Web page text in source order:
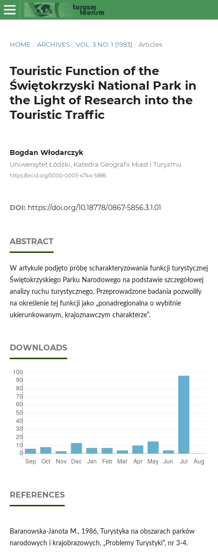
HOME / ARCHIVES / VOL. 3 NO. 1 (1993) / Articles
Touristic Function of the
Świętokrzyski National Park in
the Light of Research into the
Touristic Traffic
Bogdan Włodarczyk
Uniwersytet Łódzki, Katedra Geografii Miast i Turyzmu
https://orcid.org/0000-0003-4744-5886
DOI: https://doi.org/10.18778/0867-5856.3.1.01
ABSTRACT
W artykule podjęto próbę scharakteryzowania funkcji turystycznej
Świętokrzyskiego Parku Narodowego na podstawie szczegółowej
analizy ruchu turystycznego. Przeprowadzone badania pozwoliły
na określenie tej funkcji jako „ponadregionalna o wybitnie
ukierunkowanym, krajoznawczym charakterze”.
DOWNLOADS
REFERENCES
Baranowska-Janota M., 1986, Turystyka na obszarach parków
narodowych i krajobrazowych, „Problemy Turystyki”, nr 3-4.